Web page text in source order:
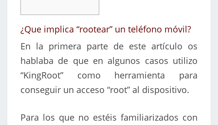
¿Que implica “rootear” un teléfono móvil?
En la primera parte de este artículo os
hablaba de que en algunos casos utilizo
“KingRoot” como herramienta para
conseguir un acceso “root” al dispositivo.
Para los que no estéis familiarizados con